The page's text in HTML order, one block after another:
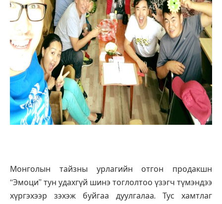
Монголын тайзны урлагийн отгон продакшн
“Эмоци” тун удахгүй шинэ тоглолтоо үзэгч түмэндээ
хүргэхээр зэхэж буйгаа дуулгалаа. Тус хамтлаг